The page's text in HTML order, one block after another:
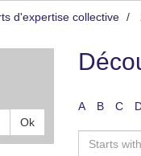
d'expertise collective
Ok
A B C